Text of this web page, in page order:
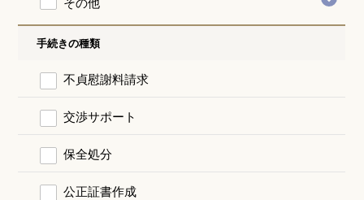
手続きの種類
不貞慰謝料請求
交渉サポート
保全処分
公正証書作成